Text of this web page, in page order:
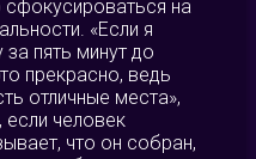
на
«Если я
пять минут до
прекрасно, ведь
отличные места»,
если человек
что он собран,